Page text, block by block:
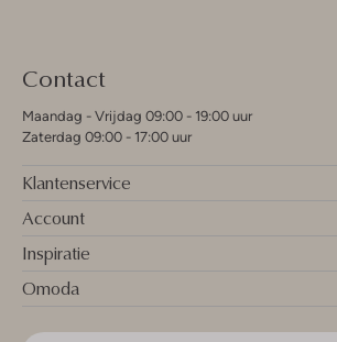
Contact
Maandag - Vrijdag 09:00 - 19:00 uur
Zaterdag 09:00 - 17:00 uur
Klantenservice
Account
Inspiratie
Omoda